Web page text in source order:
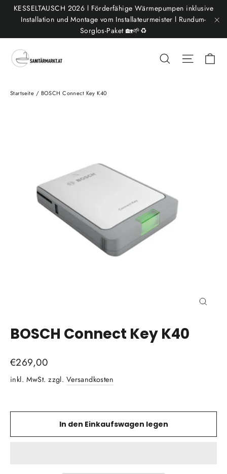
DirektKESSELTAUSCH 2026 l Förderfähige Wärmepumpen inklusive
Installation und Montage vom Installateurmeister l Rundum-
Sorglos-Paket 🏡🌱♻️
Suche
Startseite / BOSCH Connect Key K40
BOSCH Connect Key K40
Normaler
Preis
€269,00
inkl. MwSt. zzgl. Versandkosten
In den Einkaufswagen legen